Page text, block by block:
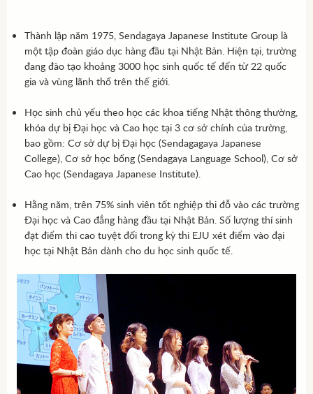
Thành lập năm 1975, Sendagaya Japanese Institute Group là
một tập đoàn giáo dục hàng đầu tại Nhật Bản. Hiện tại, trường
đang đào tạo khoảng 3000 học sinh quốc tế đến từ 22 quốc
gia và vùng lãnh thổ trên thế giới.
Học sinh chủ yếu theo học các khoa tiếng Nhật thông thường,
khóa dự bị Đại học và Cao học tại 3 cơ sở chính của trường,
bao gồm: Cơ sở dự bị Đại học (Sendagagaya Japanese
College), Cơ sở học bổng (Sendagaya Language School), Cơ sở
Cao học (Sendagaya Japanese Institute).
Hằng năm, trên 75% sinh viên tốt nghiệp thi đỗ vào các trường
Đại học và Cao đẳng hàng đầu tại Nhật Bản. Số lượng thí sinh
đạt điểm thi cao tuyệt đối trong kỳ thi EJU xét điểm vào đại
học tại Nhật Bản dành cho du học sinh quốc tế.